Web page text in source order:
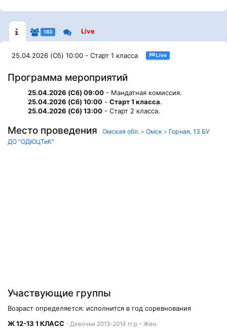
183 Live
25.04.2026 (Сб) 10:00 - Старт 1 класса Live
Программа мероприятий
25.04.2026 (Сб) 09:00 - Мандатная комиссия.
25.04.2026 (Сб) 10:00 - Старт 1 класса.
25.04.2026 (Сб) 13:00 - Старт 2 класса.
Место проведения Омская обл. » Омск » Горная, 13 БУ
ДО "ОДЮЦТиК"
Участвующие группы
Возраст определяется: исполнится в год соревнования
Ж 12-13 1 КЛАСС - Девочки 2013-2014 гг.р – Жен.